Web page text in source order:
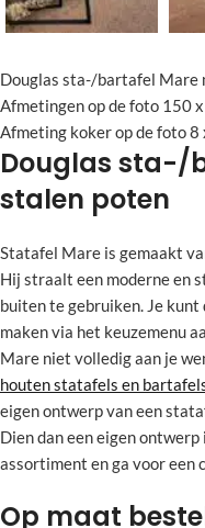
Douglas sta-/bartafel Mare
Afmetingen op de foto 150
Afmeting koker op de foto 8
Douglas sta-/
stalen poten
Statafel Mare is gemaakt
Hij straalt een moderne en
buiten te gebruiken. Je
maken via het keuzemenu
Mare niet volledig aan je
houten statafels en
eigen ontwerp van een
Dien dan een eigen
assortiment en ga voor een
Op maat